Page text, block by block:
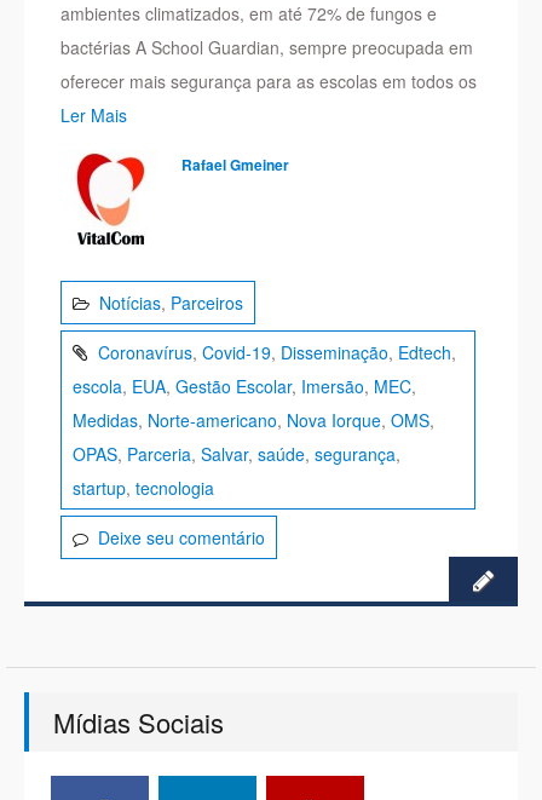
ambientes climatizados, em até 72% de fungos e
bactérias A School Guardian, sempre preocupada em
oferecer mais segurança para as escolas em todos os
Ler Mais
Rafael Gmeiner
Notícias, Parceiros
Coronavírus,Covid-19, Disseminação, Edtech,
escola, EUA,Gestão Escolar, Imersão, MEC,
Medidas, Norte-americano, Nova Iorque,OMS,
OPAS, Parceria,Salvar,saúde,segurança,
startup,tecnologia
Deixe seu comentário
Mídias Sociais